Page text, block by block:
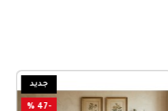
جديد
-47 %